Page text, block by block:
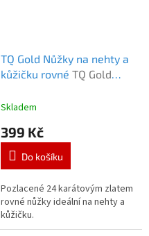
TQ Gold Nůžky na nehty a
kůžičku rovné TQ Gold
rovné
Skladem
399 Kč
Do košíku
Pozlacené 24 karátovým zlatem
rovné nůžky ideální na nehty a
kůžičku.